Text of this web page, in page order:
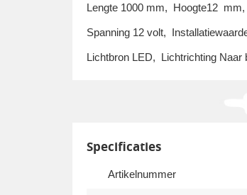
Lengte 1000 mm, Hoogte12
Spanning 12 volt,
Lichtbron LED, Lichtrichting Naar
Specificaties
Artikelnummer